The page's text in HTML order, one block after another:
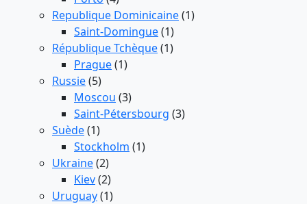
Republique Dominicaine(1)
Saint-Domingue(1)
République Tchèque(1)
Prague(1)
Russie(5)
Moscou (3)
Saint-Pétersbourg (3)
Suède(1)
Stockholm (1)
Ukraine(2)
Kiev(2)
Uruguay(1)